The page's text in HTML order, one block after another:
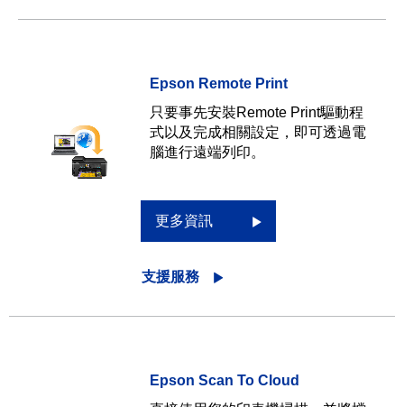
Epson Remote Print
只要事先安裝Remote Print驅動程
式以及完成相關設定，即可透過電
腦進行遠端列印。
更多資訊
支援服務
Epson Scan To Cloud